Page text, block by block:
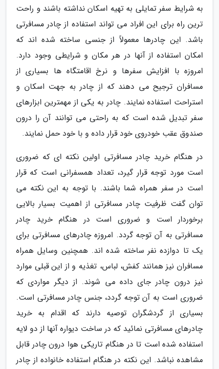
به شرایط سفر تمایلی به تهیه اسکان نداشته باشند و راحت
ترین راه برای این افراد می تواند استفاده از چادر مسافرتی
باشد. این چادرها معمولاً از جنسی ساخته شده اند که
امکان استفاده از آنها در هر مکان و شرایطی وجود دارد.
امروزه با افزایش سفرها و نرخ اقامتگاه ها بسیاری از
مسافران ترجیح می دهند که از چادر به جهت اسکان و
استراحت استفاده نمایند. چادر به یکی از مهمترین ابزارهای
سفر تبدیل شده است که به راحتی می توانند آن را درون
صندوق عقب خودروی خود قرار داده و با خود حمل نمایند.
در هنگام خرید چادر مسافرتی اولین نکته ای که ضروری
است مورد توجه قرار گیرد، تعداد همسفرانی است که قرار
است در سفر همراه شما باشند. با توجه به این نکته می
توان گفت ظرفیت چادر مسافرتی از اهمیت بسیار بالایی
برخوردار است و ضروری است در هنگام خرید چادر
مسافرتی به آن توجه گردد. امروزه چادرهای مسافرتی برای
یک تا دوازده نفر ساخته شده اند. همچنین وسایل همراه
مسافران نیز همانند کفش، لباس، تغذیه و از این قبلی موارد
نیز درون چادر جای داده می شوند. از دیگر مواردی که
ضروری است به آن توجه گردد، جنس چادر مسافرتی است.
بسیاری از گردشگران توصیه دارند که اقدام به خرید
چادرهای مسافرتی نمائید که در ساخت دیواره آنها از دو لایه
استفاده شده است تا در هنگام تاریکی هوا درون چادر قابل
مشاهده نباشد. این نکته در هنگام استفاده خانواده از چادر